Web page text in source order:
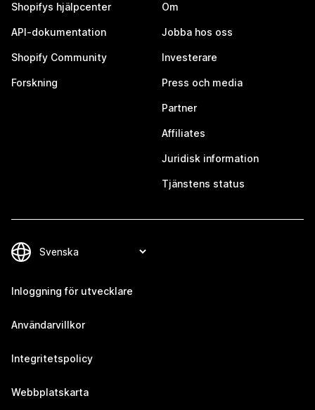
Shopifys hjälpcenter
API-dokumentation
Shopify Community
Forskning
Om
Jobba hos oss
Investerare
Press och media
Partner
Affiliates
Juridisk information
Tjänstens status
Inloggning för utvecklare
Användarvillkor
Integritetspolicy
Webbplatskarta